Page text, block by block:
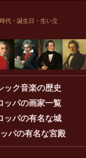
代・誕生日・生い立
ック音楽の歴史
ッパの画家一覧
ッパの有名な城
パの有名な宮殿